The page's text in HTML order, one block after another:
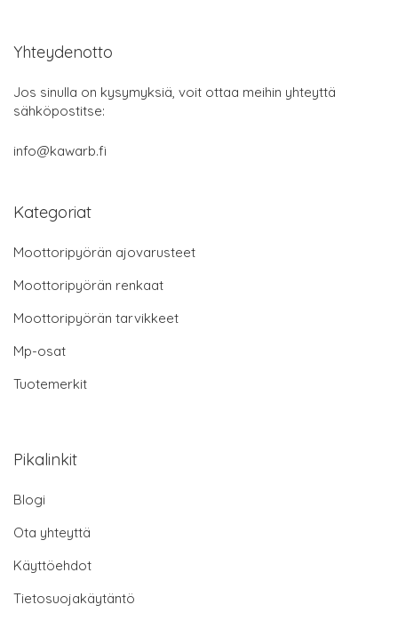
Yhteydenotto
Jos sinulla on kysymyksiä, voit ottaa meihin yhteyttä
sähköpostitse:
info@kawarb.fi
Kategoriat
Moottoripyörän ajovarusteet
Moottoripyörän renkaat
Moottoripyörän tarvikkeet
Mp-osat
Tuotemerkit
Pikalinkit
Blogi
Ota yhteyttä
Käyttöehdot
Tietosuojakäytäntö